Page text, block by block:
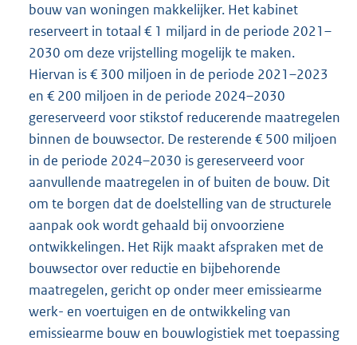
bouw van woningen makkelijker. Het kabinet
reserveert in totaal € 1 miljard in de periode 2021–
2030 om deze vrijstelling mogelijk te maken.
Hiervan is € 300 miljoen in de periode 2021–2023
en € 200 miljoen in de periode 2024–2030
gereserveerd voor stikstof reducerende maatregelen
binnen de bouwsector. De resterende € 500 miljoen
in de periode 2024–2030 is gereserveerd voor
aanvullende maatregelen in of buiten de bouw. Dit
om te borgen dat de doelstelling van de structurele
aanpak ook wordt gehaald bij onvoorziene
ontwikkelingen. Het Rijk maakt afspraken met de
bouwsector over reductie en bijbehorende
maatregelen, gericht op onder meer emissiearme
werk- en voertuigen en de ontwikkeling van
emissiearme bouw en bouwlogistiek met toepassing